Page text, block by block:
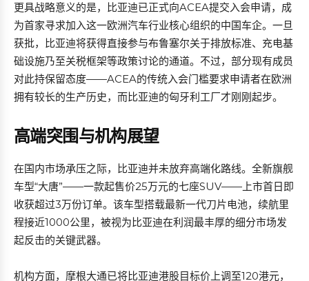
更具战略意义的是，比亚迪已正式向ACEA提交入会申请，成
为首家寻求加入这一欧洲汽车行业核心组织的中国车企。一旦
获批，比亚迪将获得直接参与布鲁塞尔关于排放标准、充电基
础设施乃至关税框架等政策讨论的通道。不过，部分现有成员
对此持保留态度——ACEA的传统入会门槛要求申请者在欧洲
拥有较长的生产历史，而比亚迪的匈牙利工厂才刚刚起步。
高端突围与机构展望
在国内市场承压之际，比亚迪并未放弃高端化路线。全新旗舰
车型“大唐”——一款起售价25万元的七座SUV——上市首日即
收获超过3万份订单。该车型搭载最新一代刀片电池，续航里
程接近1000公里，被视为比亚迪在利润最丰厚的细分市场发
起反击的关键武器。
机构方面，摩根大通已将比亚迪港股目标价上调至120港元，